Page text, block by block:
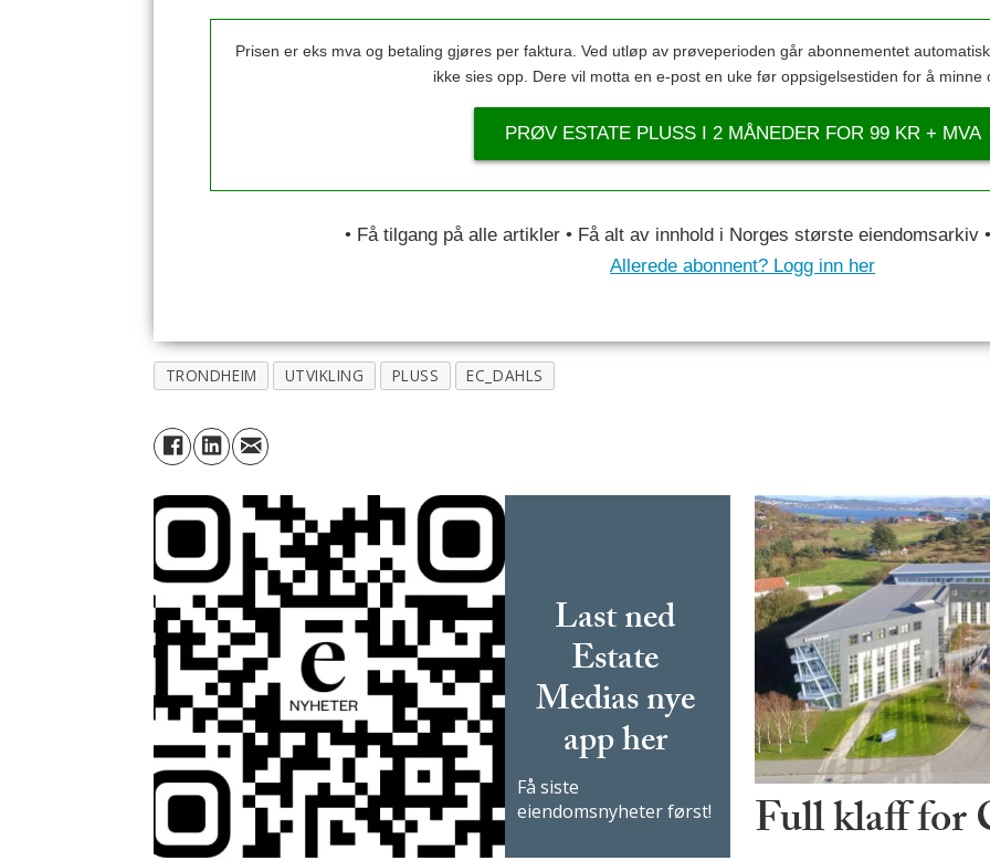
Prisen er eks mva og betaling gjøres per faktura. Ved utløp av prøveperioden går abonnementet
ikke sies opp. Dere vil motta en e-post en uke før oppsigelsestiden for å minne
PRØV ESTATE PLUSS I 2 MÅNEDER FOR 99 KR + MVA
• Få tilgang på alle artikler • Få alt av innhold i Norges største eiendomsarkiv
Allerede abonnent? Logg inn her
TRONDHEIM UTVIKLING PLUSS EC_DAHLS
Last ned
Estate
Medias nye
app her
Få siste
eiendomsnyheter først!
Full klaff for